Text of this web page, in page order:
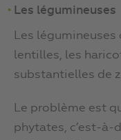
Les légumineuses
Les
lentilles, les
substantielles de
Le problème est
phytates, c’est-à-